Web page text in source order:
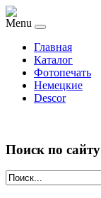
Menu
Главная
Каталог
Фотопечать
Немецкие
Descor
Поиск по сайту